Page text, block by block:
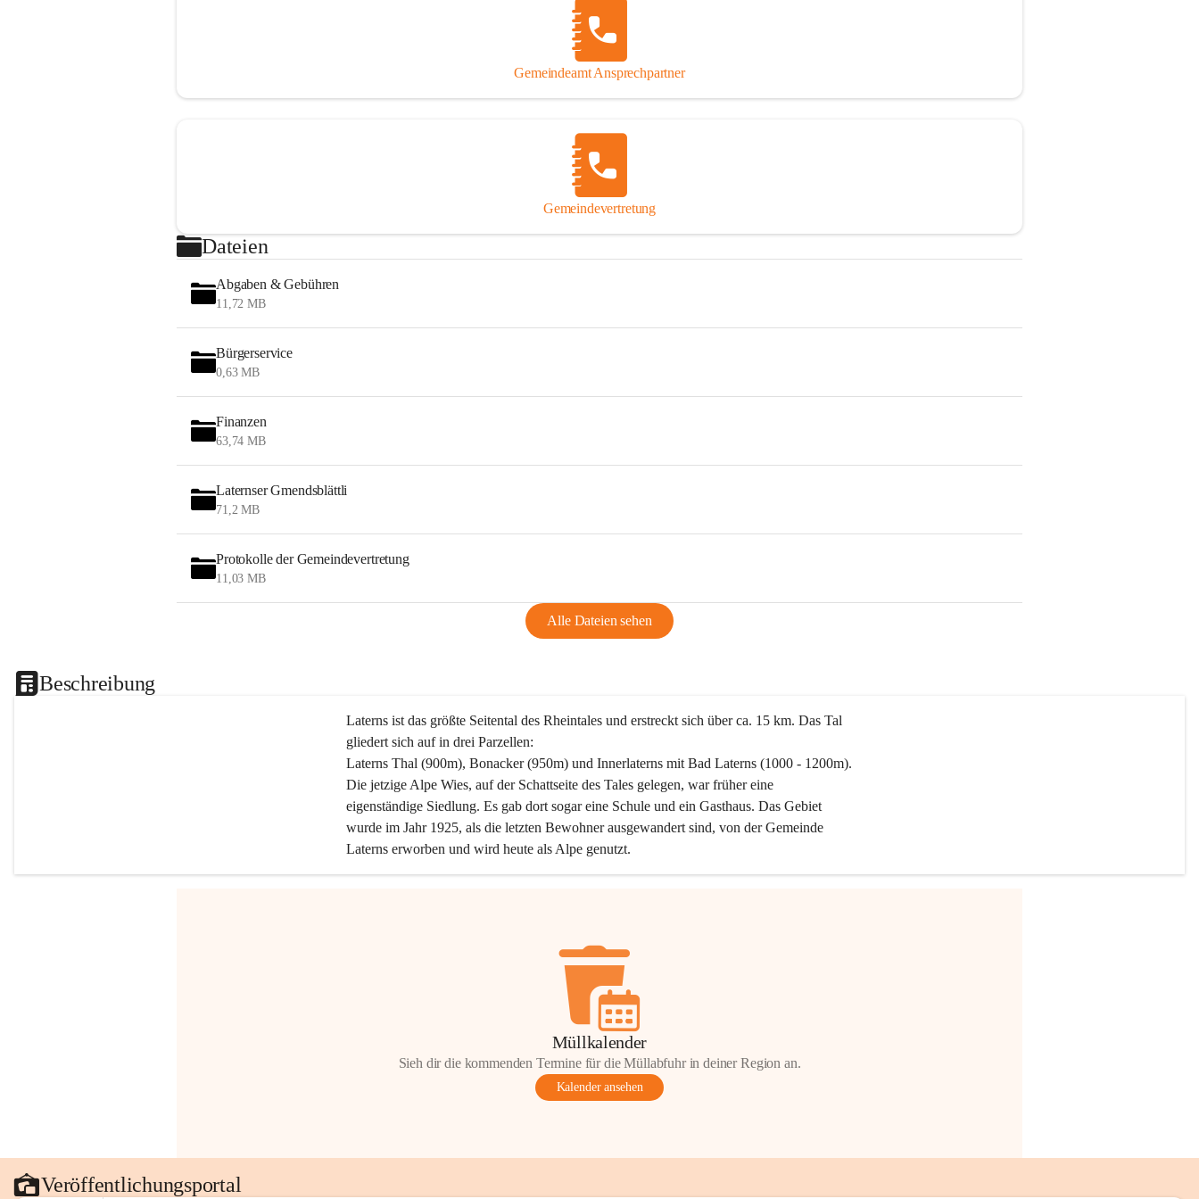
Gemeindeamt Ansprechpartner
Gemeindevertretung
Dateien
Abgaben & Gebühren
11,72 MB
Bürgerservice
0,63 MB
Finanzen
63,74 MB
Laternser Gmendsblättli
71,2 MB
Protokolle der Gemeindevertretung
11,03 MB
Alle Dateien sehen
Beschreibung
Laterns ist das größte Seitental des Rheintales und erstreckt sich über ca. 15 km. Das Tal
gliedert sich auf in drei Parzellen:
Laterns Thal (900m), Bonacker (950m) und Innerlaterns mit Bad Laterns (1000 - 1200m).
Die jetzige Alpe Wies, auf der Schattseite des Tales gelegen, war früher eine
eigenständige Siedlung. Es gab dort sogar eine Schule und ein Gasthaus. Das Gebiet
wurde im Jahr 1925, als die letzten Bewohner ausgewandert sind, von der Gemeinde
Laterns erworben und wird heute als Alpe genutzt.
Müllkalender
Sieh dir die kommenden Termine für die Müllabfuhr in deiner Region an.
Kalender ansehen
Veröffentlichungsportal